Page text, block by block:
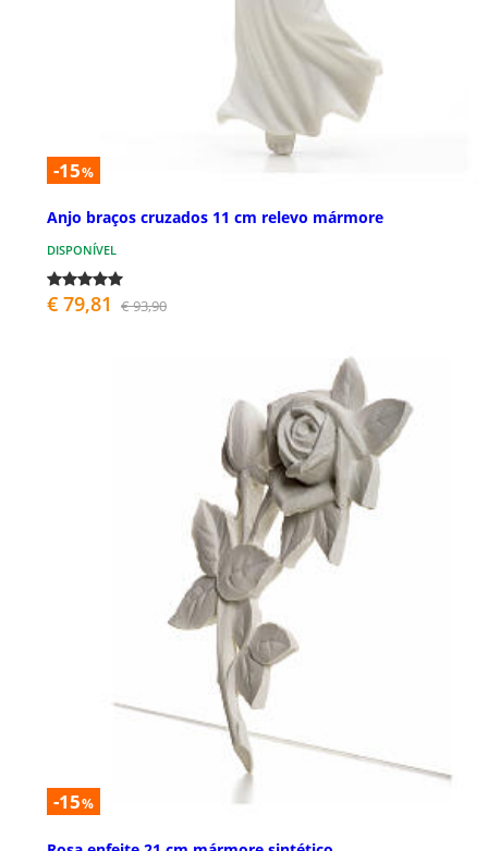
-15%
Anjo braços cruzados 11 cm relevo mármore
DISPONÍVEL
€ 79,81 € 93,90
-15%